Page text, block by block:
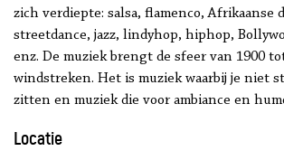
zich verdiepte: salsa, flamenco, Afrikaanse
streetdance, jazz, lindyhop, hiphop,
enz. De muziek brengt de sfeer van 1900
windstreken. Het is muziek waarbij je niet
zitten en muziek die voor ambiance en
Locatie